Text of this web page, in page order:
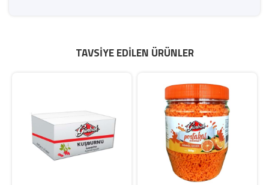
TAVSIYE EDILEN ÜRÜNLER